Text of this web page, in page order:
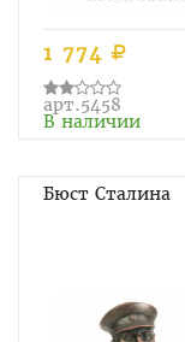
1 774
арт.5458
В наличии
Бюст Сталина